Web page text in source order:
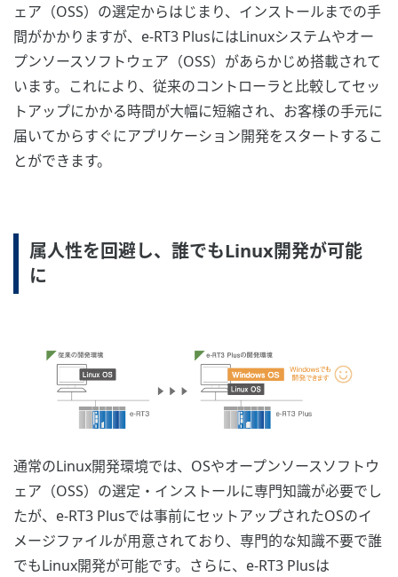
ェア（OSS）の選定からはじまり、インストールまでの手
間がかかりますが、e-RT3 PlusにはLinuxシステムやオー
プンソースソフトウェア（OSS）があらかじめ搭載されて
います。これにより、従来のコントローラと比較してセッ
トアップにかかる時間が大幅に短縮され、お客様の手元に
届いてからすぐにアプリケーション開発をスタートするこ
とができます。
属人性を回避し、誰でもLinux開発が可能
に
通常のLinux開発環境では、OSやオープンソースソフトウ
ェア（OSS）の選定・インストールに専門知識が必要でし
たが、e-RT3 Plusでは事前にセットアップされたOSのイ
メージファイルが用意されており、専門的な知識不要で誰
でもLinux開発が可能です。さらに、e-RT3 Plusは